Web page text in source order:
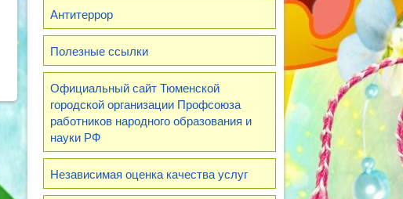
Антитеррор
Полезные ссылки
Официальный сайт Тюменской
городской организации Профсоюза
работников народного образования и
науки РФ
Независимая оценка качества услуг